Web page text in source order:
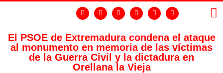
El PSOE de Extremadura condena el ataque
al monumento en memoria de las víctimas
de la Guerra Civil y la dictadura en
Orellana la Vieja